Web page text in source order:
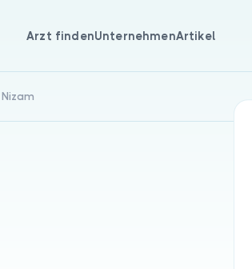
Arzt findenUnternehmenArtikel